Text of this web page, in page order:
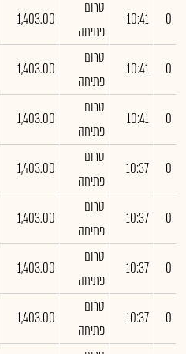
0
10:41
טרום
פתיחה
1,403.00
0
10:41
טרום
פתיחה
1,403.00
0
10:41
טרום
פתיחה
1,403.00
0
10:37
טרום
פתיחה
1,403.00
0
10:37
טרום
פתיחה
1,403.00
0
10:37
טרום
פתיחה
1,403.00
0
10:37
טרום
פתיחה
1,403.00